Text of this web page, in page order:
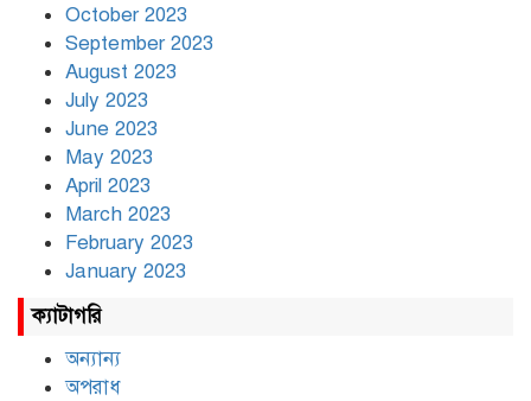
October 2023
September 2023
August 2023
July 2023
June 2023
May 2023
April 2023
March 2023
February 2023
January 2023
ক্যাটাগরি
অন্যান্য
অপরাধ